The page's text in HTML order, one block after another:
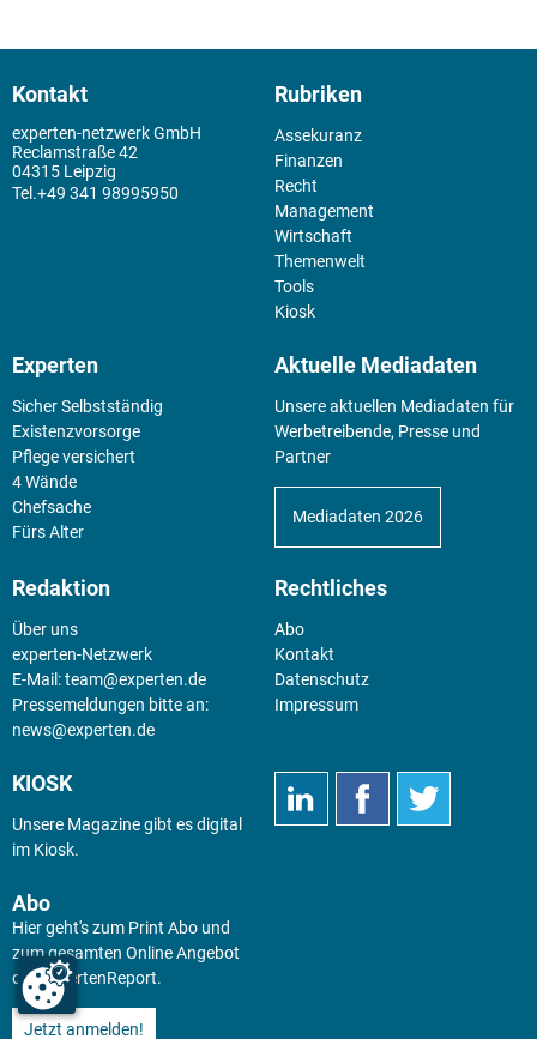
Kontakt
experten-netzwerk GmbH
Reclamstraße 42
04315 Leipzig
+49 341 98995950
Rubriken
Assekuranz
Finanzen
Recht
Management
Wirtschaft
Themenwelt
Tools
Kiosk
Experten
Sicher Selbstständig
Existenz­vorsorge
Pflege versichert
4 Wände
Chefsache
Fürs Alter
Aktuelle Mediadaten
Unsere aktuellen Mediadaten für
Werbetreibende, Presse und
Partner
Mediadaten 2026
Redaktion
Über uns
experten-Netzwerk
E-Mail:team@experten.de
Pressemeldungen bitte an:
news@experten.de
Rechtliches
Abo
Kontakt
Datenschutz
Impressum
KIOSK
Unsere Magazine gibt es digital
im Kiosk.
Abo
Hier geht's zum Print Abo und
zum gesamten Online Angebot
des expertenReport.
Jetzt anmelden!